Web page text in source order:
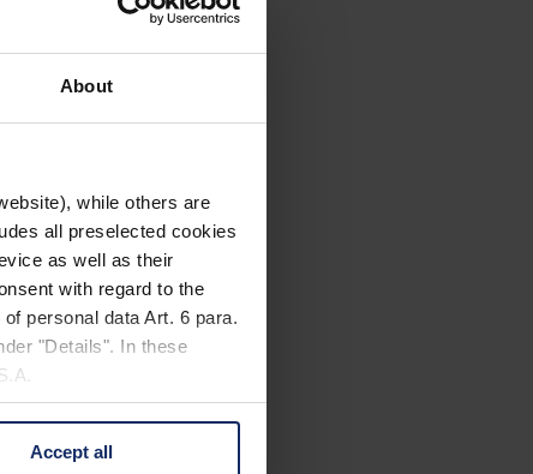
About
while others are
all preselected cookies
as well as their
with regard to the
personal data Art. 6 para.
"Details". In these
your mind by clicking
Accept all